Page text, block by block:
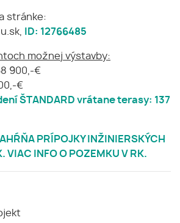
stránke:
ID: 12766485
možnej výstavby:
900,-€
€
ŠTANDARD vrátane terasy: 137
PRÍPOJKY INŽINIERSKÝCH
VIAC INFO O POZEMKU V RK.